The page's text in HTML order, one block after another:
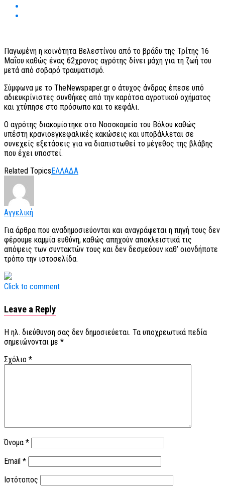
Παγωμένη η κοινότητα Βελεστίνου από το βράδυ της Τρίτης 16
Μαΐου καθώς ένας 62χρονος αγρότης δίνει μάχη για τη ζωή του
μετά από σοβαρό τραυματισμό.
Σύμφωνα με το TheNewspaper.gr ο άτυχος άνδρας έπεσε υπό
αδιευκρίνιστες συνθήκες από την καρότσα αγροτικού οχήματος
και χτύπησε στο πρόσωπο και το κεφάλι.
Ο αγρότης διακομίστηκε στο Νοσοκομείο του Βόλου καθώς
υπέστη κρανιοεγκεφαλικές κακώσεις και υποβάλλεται σε
συνεχείς εξετάσεις για να διαπιστωθεί το μέγεθος της βλάβης
που έχει υποστεί.
Related Topics ΕΛΛΑΔΑ
Αγγελική
Για άρθρα που αναδημοσιεύονται και αναγράφεται η πηγή τους δεν
φέρουμε καμμία ευθύνη, καθώς απηχούν αποκλειστικά τις
απόψεις των συντακτών τους και δεν δεσμεύουν καθ’ οιονδήποτε
τρόπο την ιστοσελίδα.
Click to comment
Leave a Reply
Η ηλ. διεύθυνση σας δεν δημοσιεύεται. Τα υποχρεωτικά πεδία
σημειώνονται με *
Σχόλιο *
Όνομα *
Email *
Ιστότοπος